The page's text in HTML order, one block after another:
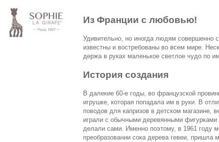
Из Франции с любовью!
Удивительно, но иногда людям совершенно
известны и востребованы во всем мире.
держа в руках маленькое светлое чудо по
История создания
В далекие 60-е годы, во французской
игрушке, которая попадала им в руки. В
поводов для капризов в детском
играли с обычными деревянными
делали сами. Именно поэтому, в 1961 году
преобразовании сока дерева гевеи,